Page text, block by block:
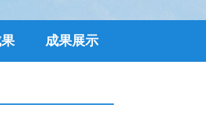
成果展示